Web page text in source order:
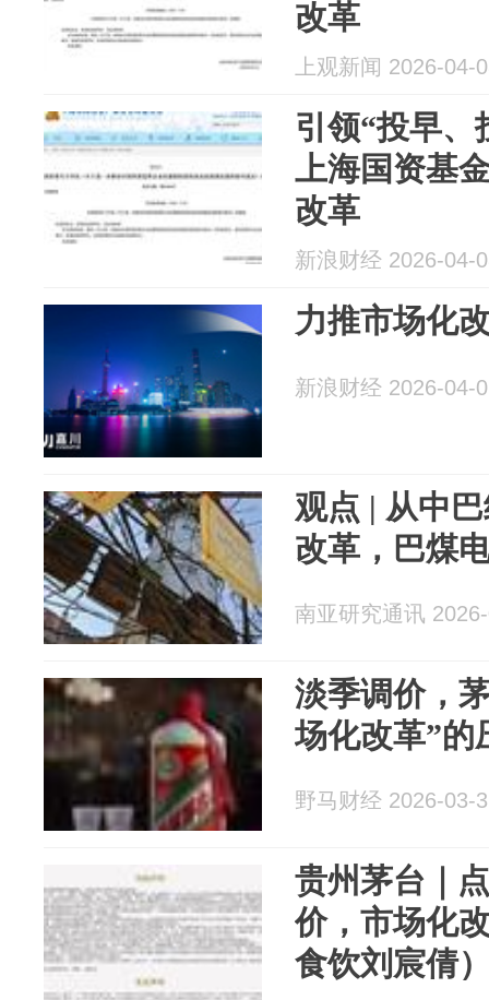
改革
上观新闻 2026-04-
引领“投早、
上海国资基
改革
新浪财经 2026-04-
力推市场化
新浪财经 2026-04-
观点 | 从中
改革，巴煤
南亚研究通讯
淡季调价，
场化改革”的
野马财经 2026-03-
贵州茅台｜
价，市场化
食饮刘宸倩